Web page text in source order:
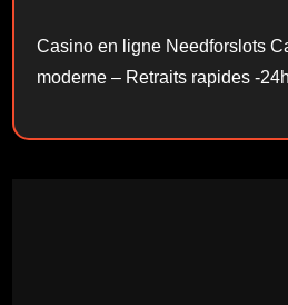
Casino en ligne Needforslots
moderne – Retraits rapides -